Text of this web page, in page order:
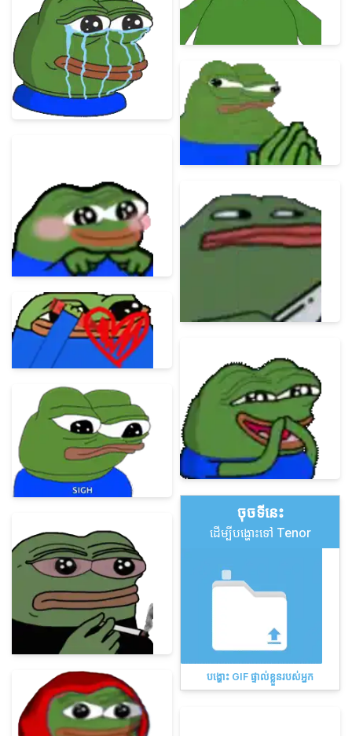
ចុច​ទីនេះ
ដើម្បីបង្ហោះទៅ Tenor
បង្ហោះ GIF ផ្ទាល់ខ្លួនរបស់អ្នក